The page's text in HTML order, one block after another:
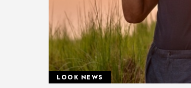
LOOK NEWS